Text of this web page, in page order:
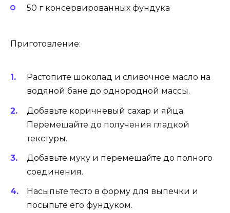
50 г консервированных фундука
Приготовление:
Растопите шоколад и сливочное масло на
водяной бане до однородной массы.
Добавьте коричневый сахар и яйца.
Перемешайте до получения гладкой
текстуры.
Добавьте муку и перемешайте до полного
соединения.
Насыпьте тесто в форму для выпечки и
посыпьте его фундуком.